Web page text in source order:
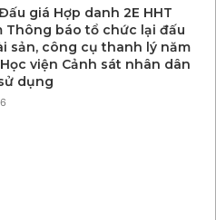
giá Hợp danh 2E HHT
Thông báo tổ chức lại đấu
sản, công cụ thanh lý năm
viện Cảnh sát nhân dân
dụng